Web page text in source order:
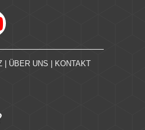
ÜBER UNS KONTAKT